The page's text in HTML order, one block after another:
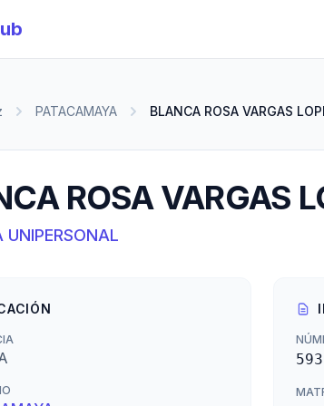
PATACAMAYA BLANCA ROSA VARGAS
ROSA VARGAS
UNIPERSONAL